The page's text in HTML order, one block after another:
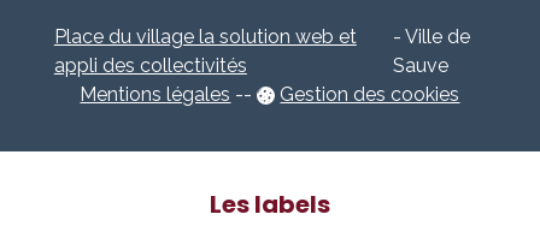
Place du village la solution web et
appli des collectivités
- Ville de
Sauve
Mentions légales -- Gestion des cookies
Les labels